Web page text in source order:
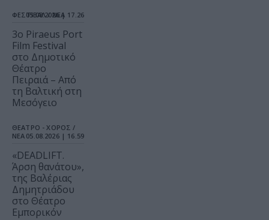
ΦΕΣΤΙΒΑΛ / ΝΕΑ
05.08.2026 | 17.26
3o Piraeus Port
Film Festival
στο Δημοτικό
Θέατρο
Πειραιά – Από
τη Βαλτική στη
Μεσόγειο
ΘΕΑΤΡΟ - ΧΟΡΟΣ /
ΝΕΑ 05.08.2026 | 16.59
«DEADLIFT.
Άρση θανάτου»,
της Βαλέριας
Δημητριάδου
στο Θέατρο
Εμπορικόν